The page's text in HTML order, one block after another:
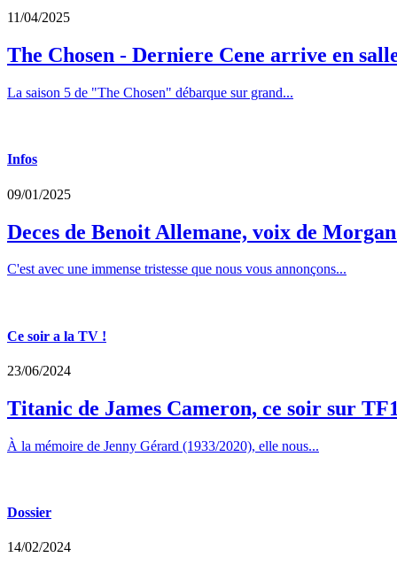
11/04/2025
The Chosen - Derniere Cene arrive en
La saison 5 de "The Chosen" débarque sur grand...
Infos
09/01/2025
Deces de Benoit Allemane, voix de
C'est avec une immense tristesse que nous vous annonçons...
Ce soir a la TV !
23/06/2024
Titanic de James Cameron, ce soir sur
À la mémoire de Jenny Gérard (1933/2020), elle nous...
Dossier
14/02/2024